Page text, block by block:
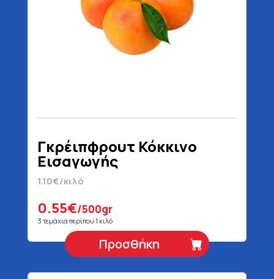
Γκρέιπφρουτ Κόκκινο
Εισαγωγής
1.10€/κιλό
0.55€/500gr
3 τεμάχια περίπου 1 κιλό
Προσθήκη